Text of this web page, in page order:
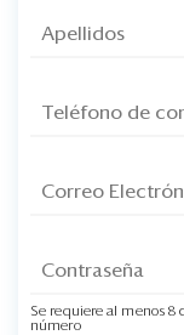
Se requiere al menos 8
número